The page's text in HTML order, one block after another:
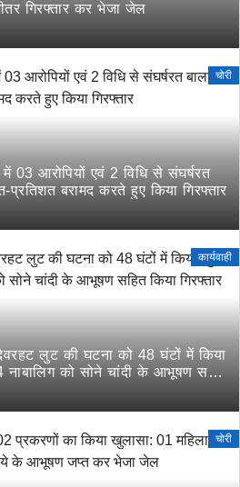
गिरफ्तार कर भेजा जेल
चोरी
03 आरोपियों एवं 2 विधि से संघर्षरत
प्रतिशत बरामद करते हुए किया गिरफ्तार
कार्यवाही
लुट की घटना को 48 घंटों में किया
को सोने चांदी के आभूषण सहित
चोरी